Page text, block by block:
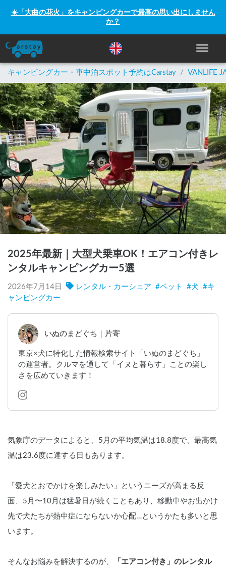
☀️「大曲の花火」をキャンピングカーで最高の思い出にしません
か？
ナビゲ
キャンピングカー・車中泊スポット予約はCarstay / VANLIFE
2025年最新｜大型犬乗車OK！エアコン付きレ
ンタルキャンピングカー5選
2026年7月14日 レンタル・カーシェア #ペット #犬 #キ
ャンピングカー
いぬのまどぐち｜片寄
東京×犬に特化した情報検索サイト「いぬのまどぐち」
の運営者。クルマを通して「イヌと暮らす」ことの楽し
さを広めていきます！
気象庁のデータによると、5月の平均気温は18.8度で、最高気
温は23.6度に達する日もあります。
「愛犬とおでかけを楽しみたい」というニーズが高まる反
面、5月〜10月は猛暑日が続くこともあり、移動中やお出かけ
先で犬たちが熱中症にならないか心配…というかたも多いと思
います。
そんなお悩みを解決するのが、
「エアコン付き」のレンタル